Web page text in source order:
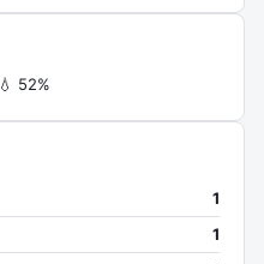
💧 52%
1
1